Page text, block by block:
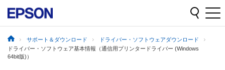
サポート＆ダウンロード
ドライバー・ソフトウェアダウンロード
ドライバー・ソフトウェア基本情報（通信用プリンタードライバー (Windows
64bit版)）